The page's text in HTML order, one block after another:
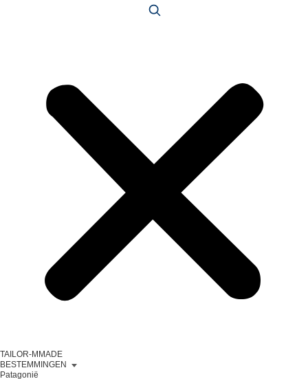
TAILOR-MMADE
BESTEMMINGEN
Patagonië